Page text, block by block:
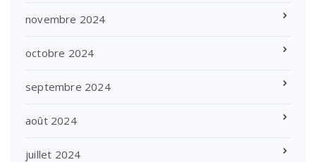
novembre 2024
octobre 2024
septembre 2024
août 2024
juillet 2024